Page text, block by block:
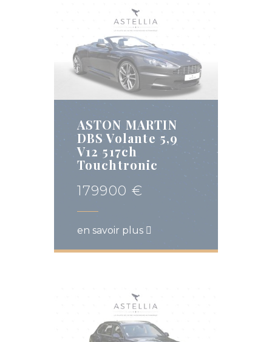
ASTON MARTIN
DBS Volante 5,9
V12 517ch
Touchtronic
179900 €
en savoir plus